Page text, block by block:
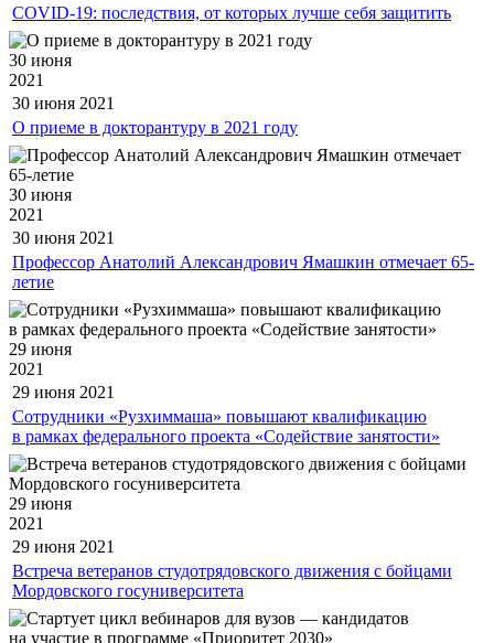
COVID-19: последствия, от которых лучше себя защитить
30 июня
2021
30 июня 2021
О приеме в докторантуру в 2021 году
30 июня
2021
30 июня 2021
Профессор Анатолий Александрович Ямашкин отмечает 65-
летие
29 июня
2021
29 июня 2021
Сотрудники «Рузхиммаша» повышают квалификацию
в рамках федерального проекта «Содействие занятости»
29 июня
2021
29 июня 2021
Встреча ветеранов студотрядовского движения с бойцами
Мордовского госуниверситета